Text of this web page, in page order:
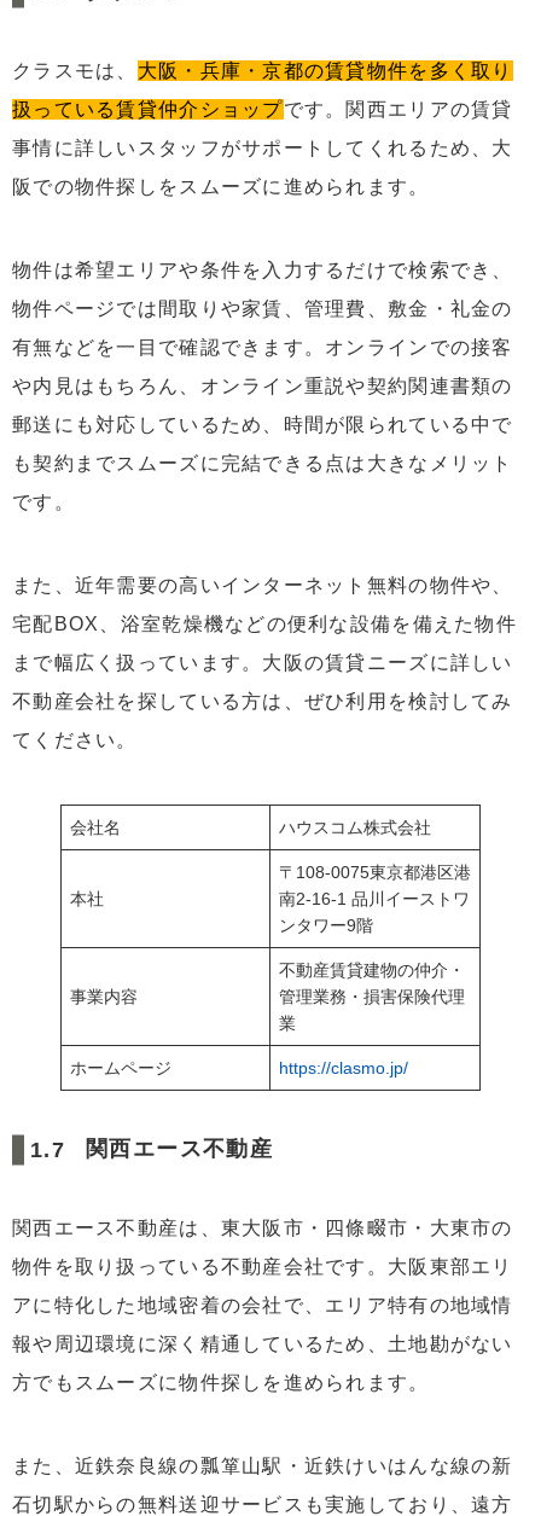
クラスモは、 大阪・兵庫・京都の賃貸物件を多く取り
扱っている賃貸仲介ショップです。関西エリアの賃貸
事情に詳しいスタッフがサポートしてくれるため、大
阪での物件探しをスムーズに進められます。
物件は希望エリアや条件を入力するだけで検索でき、
物件ページでは間取りや家賃、管理費、敷金・礼金の
有無などを一目で確認できます。オンラインでの接客
や内見はもちろん、オンライン重説や契約関連書類の
郵送にも対応しているため、時間が限られている中で
も契約までスムーズに完結できる点は大きなメリット
です。
また、近年需要の高いインターネット無料の物件や、
宅配BOX、浴室乾燥機などの便利な設備を備えた物件
まで幅広く扱っています。大阪の賃貸ニーズに詳しい
不動産会社を探している方は、ぜひ利用を検討してみ
てください。
会社名 ハウスコム株式会社
本社
〒108-0075東京都港区港
南2-16-1 品川イーストワ
ンタワー9階
事業内容
不動産賃貸建物の仲介・
管理業務・損害保険代理
業
ホームページ https://clasmo.jp/
関西エース不動産
関西エース不動産は、東大阪市・四條畷市・大東市の
物件を取り扱っている不動産会社です。大阪東部エリ
アに特化した地域密着の会社で、エリア特有の地域情
報や周辺環境に深く精通しているため、土地勘がない
方でもスムーズに物件探しを進められます。
また、近鉄奈良線の瓢箪山駅・近鉄けいはんな線の新
石切駅からの無料送迎サービスも実施しており、遠方